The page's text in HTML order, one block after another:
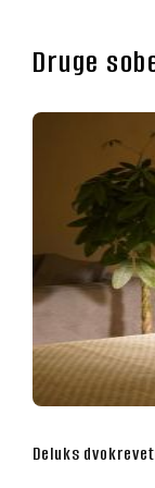
Druge